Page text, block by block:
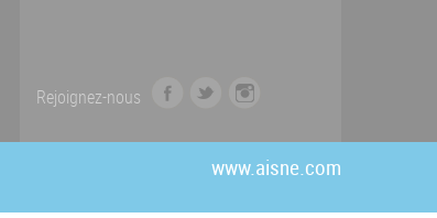
Rejoignez-nous
c
o
i
e
s
t
g
www.aisne.com